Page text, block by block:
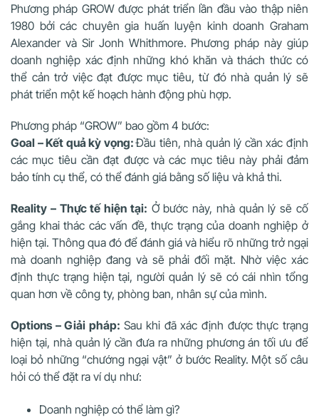
Phương pháp GROW được phát triển lần đầu vào thập niên
1980 bởi các chuyên gia huấn luyện kinh doanh Graham
Alexander và Sir Jonh Whithmore. Phương pháp này giúp
doanh nghiệp xác định những khó khăn và thách thức có
thể cản trở việc đạt được mục tiêu, từ đó nhà quản lý sẽ
phát triển một kế hoạch hành động phù hợp.
Phương pháp “GROW” bao gồm 4 bước:
Goal – Kết quả kỳ vọng:Đầu tiên, nhà quản lý cần xác định
các mục tiêu cần đạt được và các mục tiêu này phải đảm
bảo tính cụ thể, có thể đánh giá bằng số liệu và khả thi.
Reality – Thực tế hiện tại: Ở bước này, nhà quản lý sẽ cố
gắng khai thác các vấn đề, thực trạng của doanh nghiệp ở
hiện tại. Thông qua đó để đánh giá và hiểu rõ những trở ngại
mà doanh nghiệp đang và sẽ phải đối mặt. Nhờ việc xác
định thực trạng hiện tại, người quản lý sẽ có cái nhìn tổng
quan hơn về công ty, phòng ban, nhân sự của mình.
Options – Giải pháp: Sau khi đã xác định được thực trạng
hiện tại, nhà quản lý cần đưa ra những phương án tối ưu để
loại bỏ những “chướng ngại vật” ở bước Reality. Một số câu
hỏi có thể đặt ra ví dụ như:
Doanh nghiệp có thể làm gì?